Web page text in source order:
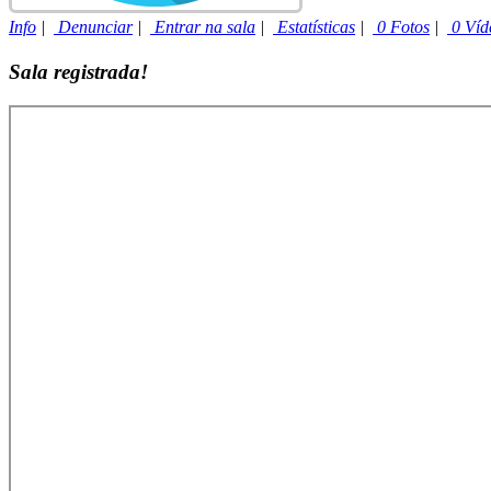
Info | Denunciar| Entrar na sala | Estatísticas | 0 Fotos | 0
Sala registrada!